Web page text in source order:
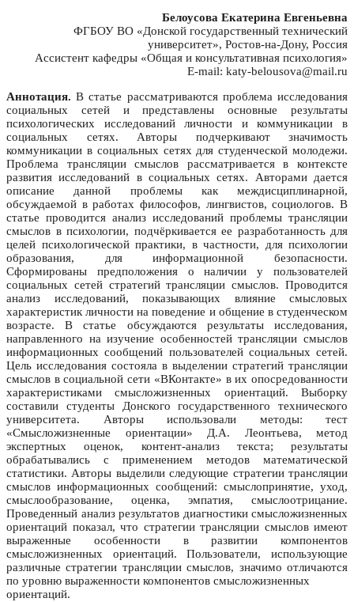
Белоусова Екатерина Евгеньевна
ФГБОУ ВО «Донской государственный технический
университет», Ростов-на-Дону, Россия
Ассистент кафедры «Общая и консультативная психология»
E-mail: katy-belousova@mail.ru
Аннотация. В статье рассматриваются проблема исследования
социальных сетей и представлены основные результаты
психологических исследований личности и коммуникации в
социальных сетях. Авторы подчеркивают значимость
коммуникации в социальных сетях для студенческой молодежи.
Проблема трансляции смыслов рассматривается в контексте
развития исследований в социальных сетях. Авторами дается
описание данной проблемы как междисциплинарной,
обсуждаемой в работах философов, лингвистов, социологов. В
статье проводится анализ исследований проблемы трансляции
смыслов в психологии, подчёркивается ее разработанность для
целей психологической практики, в частности, для психологии
образования, для информационной безопасности.
Сформированы предположения о наличии у пользователей
социальных сетей стратегий трансляции смыслов. Проводится
анализ исследований, показывающих влияние смысловых
характеристик личности на поведение и общение в студенческом
возрасте. В статье обсуждаются результаты исследования,
направленного на изучение особенностей трансляции смыслов
информационных сообщений пользователей социальных сетей.
Цель исследования состояла в выделении стратегий трансляции
смыслов в социальной сети «ВКонтакте» в их опосредованности
характеристиками смысложизненных ориентаций. Выборку
составили студенты Донского государственного технического
университета. Авторы использовали методы: тест
«Смысложизненные ориентации» Д.А. Леонтьева, метод
экспертных оценок, контент-анализ текста; результаты
обрабатывались с применением методов математической
статистики. Авторы выделили следующие стратегии трансляции
смыслов информационных сообщений: смыслопринятие, уход,
смыслообразование, оценка, эмпатия, смыслоотрицание.
Проведенный анализ результатов диагностики смысложизненных
ориентаций показал, что стратегии трансляции смыслов имеют
выраженные особенности в развитии компонентов
смысложизненных ориентаций. Пользователи, использующие
различные стратегии трансляции смыслов, значимо отличаются
по уровню выраженности компонентов смысложизненных
ориентаций.